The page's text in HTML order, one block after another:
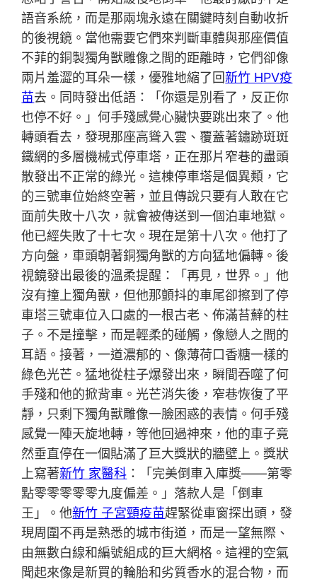
語音系統，而是那兩塊永遠在關鍵時刻自動收折
的後視鏡。當他需要它們來判斷車體與那座價值
不菲的銅製獨角獸雕像之間的距離時，它們卻像
兩片羞澀的耳朵一樣，優雅地縮了回新竹 HPV疫
苗去。同時發出低語：「你還是別看了，反正你
也停不好。」何手殘感覺心臟快要跳出來了。他
轉頭看去，發現那座高聳入雲、覆蓋著鏽跡斑斑
鐵網的多層機械式停車塔，正在那片窄巷的盡頭
散發出不正常的綠光。這棟停車塔是個異類，它
的三號車位始終空著，並且傳說只要有人敢在它
面前失敗十八次，就會被傳送到一個泊車地獄。
他已經失敗了十七次。現在是第十八次。他打了
方向盤，車頭朝著銅獨角獸的方向猛地偏轉。後
視鏡發出最後的溫柔提醒：「再見，世界。」他
沒有撞上獨角獸，但他那顫抖的車尾卻擦到了停
車塔三號車位入口處的一根古老、佈滿苔蘚的柱
子。不是撞擊，而是輕柔的碰觸，像戀人之間的
耳語。接著，一道濃郁的、像薄荷口香糖一樣的
綠色光芒。猛地從柱子爆發出來，瞬間吞噬了何
手殘和他的掀背車。光芒消失後，窄巷恢復了平
靜，只剩下獨角獸雕像一臉困惑的表情。何手殘
感覺一陣天旋地轉，等他回過神來，他的車子竟
然垂直停在一個貼滿了巨大獎狀的牆壁上。獎狀
上寫著新竹 家醫科 ：「完美倒車入庫獎——第零
點零零零零零九度偏差。」落款人是「倒車
王」。他新竹 子宮頸疫苗趕緊從車窗探出頭，發
現周圍不再是熟悉的城市街道，而是一望無際、
由無數白線和編號組成的巨大網格。這裡的空氣
聞起來像是新買的輪胎和劣質香水的混合物，而